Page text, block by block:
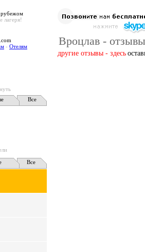
рубежом
лагеря!
- Отелям
Все
Все
Вроцлав -
другие отзывы - здесь